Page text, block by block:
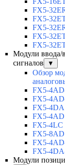
FX5-
FX5-
FX5-
FX5-
FX5-
Модули ввода/
сигналов
▼
Обзор
FX5-
FX5-
FX5-4DA
FX5-4AD
FX5-4LC
FX5-8AD
FX5-
FX5-
Модули